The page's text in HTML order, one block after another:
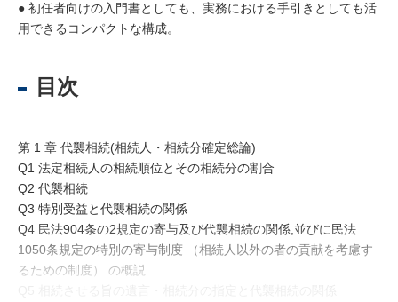
● 初任者向けの入門書としても、実務における手引きとしても活
用できるコンパクトな構成。
目次
第 1 章 代襲相続(相続人・相続分確定総論)
Q1 法定相続人の相続順位とその相続分の割合
Q2 代襲相続
Q3 特別受益と代襲相続の関係
Q4 民法904条の2規定の寄与及び代襲相続の関係,並びに民法
1050条規定の特別の寄与制度 （相続人以外の者の貢献を考慮す
るための制度） の概説